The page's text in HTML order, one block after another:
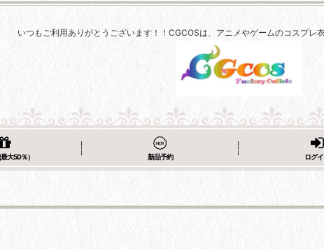
いつもご利用ありがとうございます！！CGCOSは、アニメやゲームのコスプレ
大50％） 新品予約 ログ